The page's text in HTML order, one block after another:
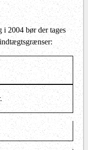
i 2004 bør der tages